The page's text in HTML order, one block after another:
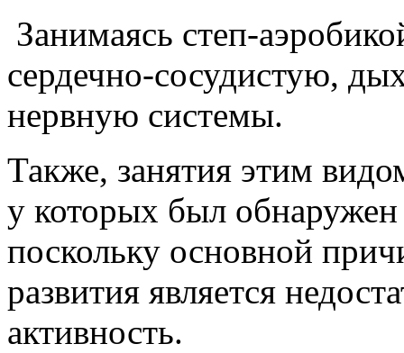
Занимаясь степ-
сердечно-сосудистую,
нервную системы.
Также, занятия этим
у которых был обнаружен
поскольку основной
развития является
активность.